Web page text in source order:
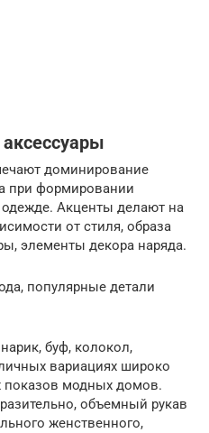
доминирование
при формировании
Акценты делают на
от стиля, образа
элементы декора наряда.
популярные детали
буф, колокол,
вариациях широко
показов модных домов.
объемный рукав
женственного,